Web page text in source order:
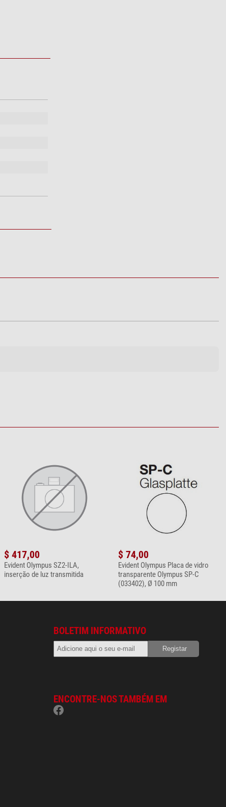
$ 417,00
Evident Olympus SZ2-ILA,
inserção de luz transmitida
$ 74,00
Evident Olympus Placa de vidro
transparente Olympus SP-C
(033402), Ø 100 mm
BOLETIM INFORMATIVO
ENCONTRE-NOS TAMBÉM EM